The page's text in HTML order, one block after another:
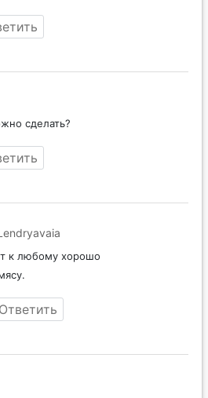
сделать?
к любому хорошо
Ответить